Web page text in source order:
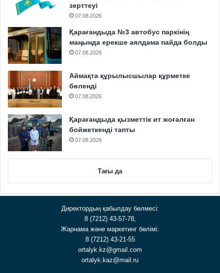
зерттеуі
07.08.2026
Қарағандыда №3 автобус паркінің
маңында ерекше аялдама пайда болды
07.08.2026
Аймақта құрылысшылар құрметке
бөленді
07.08.2026
Қарағандыда қызметтік ит жоғалған
бойжеткенді тапты
07.08.2026
Тағы да
Директордың қабылдау бөлмесі:
8 (7212) 43-57-78,
Жарнама және маркетинг бөлімі:
8 (7212) 43-21-55
ortalyk.kz@gmail.com
ortalyk.kaz@mail.ru